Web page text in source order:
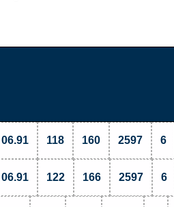
118 160 2597 6
122 166 2597 6